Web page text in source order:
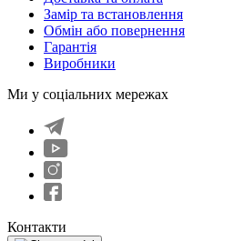
Замір та встановлення
Обмін або повернення
Гарантія
Виробники
Ми у соціальних мережах
Контакти